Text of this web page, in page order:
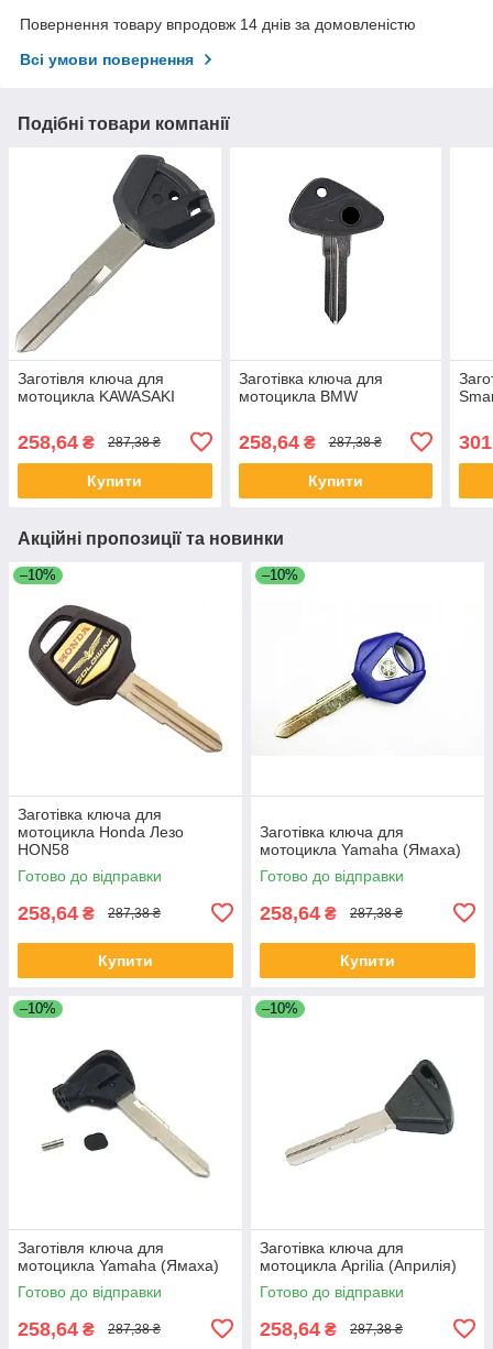
Повернення товару впродовж 14 днів за домовленістю
Всі умови повернення
Подібні товари компанії
Заготівля ключа для
мотоцикла KAWASAKI
258,64 ₴ 287,38 ₴
Купити
Заготівка ключа для
мотоцикла BMW
258,64₴ 287,38 ₴
Купити
Акційні пропозиції та новинки
–10%
Заготівка ключа для
мотоцикла Honda Лезо
HON58
Готово до відправки
258,64 ₴ 287,38 ₴
Купити
–10%
Заготівка ключа для
мотоцикла Yamaha (Ямаха)
Готово до відправки
258,64 ₴ 287,38 ₴
Купити
–10%
Заготівля ключа для
мотоцикла Yamaha (Ямаха)
Готово до відправки
258,64 ₴ 287,38 ₴
–10%
Заготівка ключа для
мотоцикла Aprilia (Априлія)
Готово до відправки
258,64 ₴ 287,38 ₴